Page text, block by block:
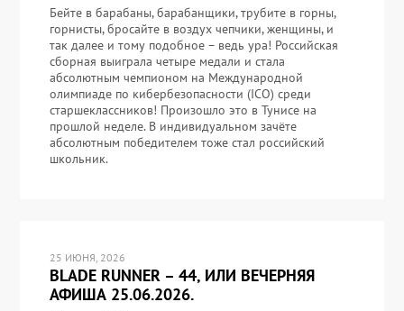
Бейте в барабаны, барабанщики, трубите в горны,
горнисты, бросайте в воздух чепчики, женщины, и
так далее и тому подобное – ведь ура! Российская
сборная выиграла четыре медали и стала
абсолютным чемпионом на Международной
олимпиаде по кибербезопасности (ICO) среди
старшеклассников! Произошло это в Тунисе на
прошлой неделе. В индивидуальном зачёте
абсолютным победителем тоже стал российский
школьник.
25 ИЮНЯ, 2026
BLADE RUNNER – 44, ИЛИ ВЕЧЕРНЯЯ
АФИША 25.06.2026.